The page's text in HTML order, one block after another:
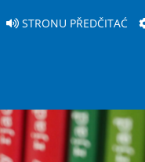
STRONU PŘEDČITAĆ